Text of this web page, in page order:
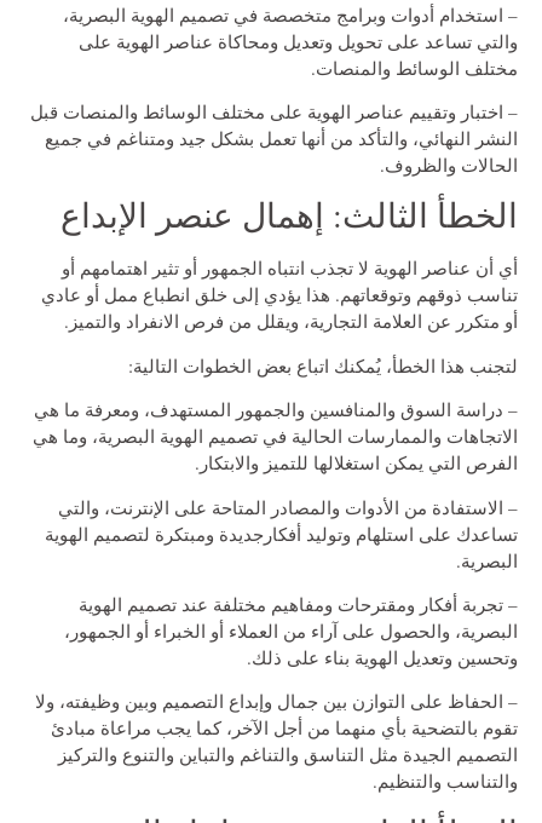
– استخدام أدوات وبرامج متخصصة في تصميم الهوية البصرية،
والتي تساعد على تحويل وتعديل ومحاكاة عناصر الهوية على
مختلف الوسائط والمنصات.
– اختبار وتقييم عناصر الهوية على مختلف الوسائط والمنصات قبل
النشر النهائي، والتأكد من أنها تعمل بشكل جيد ومتناغم في جميع
الحالات والظروف.
الخطأ الثالث: إهمال عنصر الإبداع
أي أن عناصر الهوية لا تجذب انتباه الجمهور أو تثير اهتمامهم أو
تناسب ذوقهم وتوقعاتهم. هذا يؤدي إلى خلق انطباع ممل أو عادي
أو متكرر عن العلامة التجارية، ويقلل من فرص الانفراد والتميز.
لتجنب هذا الخطأ، يُمكنك اتباع بعض الخطوات التالية:
– دراسة السوق والمنافسين والجمهور المستهدف، ومعرفة ما هي
الاتجاهات والممارسات الحالية في تصميم الهوية البصرية، وما هي
الفرص التي يمكن استغلالها للتميز والابتكار.
– الاستفادة من الأدوات والمصادر المتاحة على الإنترنت، والتي
تساعدك على استلهام وتوليد أفكارجديدة ومبتكرة لتصميم الهوية
البصرية.
– تجربة أفكار ومقترحات ومفاهيم مختلفة عند تصميم الهوية
البصرية، والحصول على آراء من العملاء أو الخبراء أو الجمهور،
وتحسين وتعديل الهوية بناء على ذلك.
– الحفاظ على التوازن بين جمال وإبداع التصميم وبين وظيفته، ولا
تقوم بالتضحية بأي منهما من أجل الآخر، كما يجب مراعاة مبادئ
التصميم الجيدة مثل التناسق والتناغم والتباين والتنوع والتركيز
والتناسب والتنظيم.